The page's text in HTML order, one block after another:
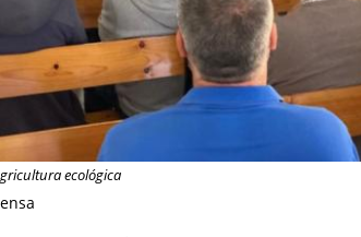
ecológica